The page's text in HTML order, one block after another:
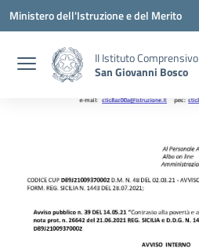
Vai ai contenuti
Vai al menu di navigazione
Vai al footer
Ministero dell'Istruzione e del Merito
II Istituto Comprensivo
San Giovanni Bosco